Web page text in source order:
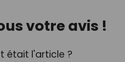
votre avis !
était l'article ?